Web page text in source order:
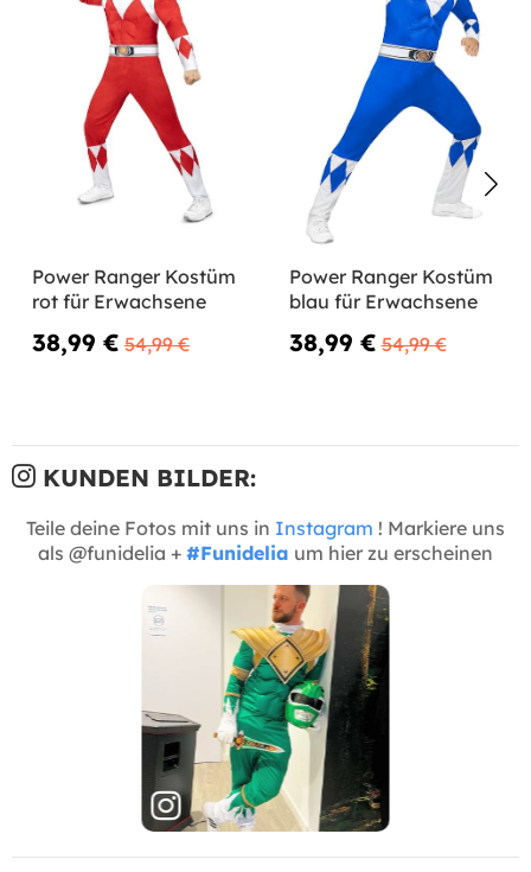
Power Ranger Kostüm
rot für Erwachsene
38,99 € 54,99 €
Power Ranger Kostüm
blau für Erwachsene
38,99 € 54,99 €
KUNDEN BILDER:
Teile deine Fotos mit uns in Instagram ! Markiere uns
als @funidelia + #Funidelia um hier zu erscheinen